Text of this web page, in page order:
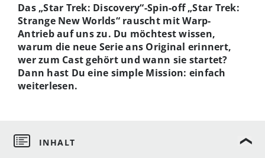
Das „Star Trek: Discovery“-Spin-off „Star Trek:
Strange New Worlds“ rauscht mit Warp-
Antrieb auf uns zu. Du möchtest wissen,
warum die neue Serie ans Original erinnert,
wer zum Cast gehört und wann sie startet?
Dann hast Du eine simple Mission: einfach
weiterlesen.